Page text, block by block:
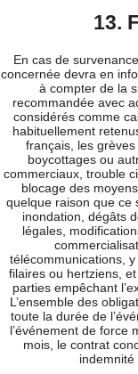
13.
En cas de
concernée devra en
à compter de la
recommandée avec
considérés comme
habituellement
français, les
boycottages ou
commerciaux, trouble
blocage des
quelque raison que ce
inondation, dégâts
légales,
télécommunications,
filaires ou hertziens,
parties empêchant
L’ensemble des
toute la durée de
l’événement de force
mois, le contrat
indemnité